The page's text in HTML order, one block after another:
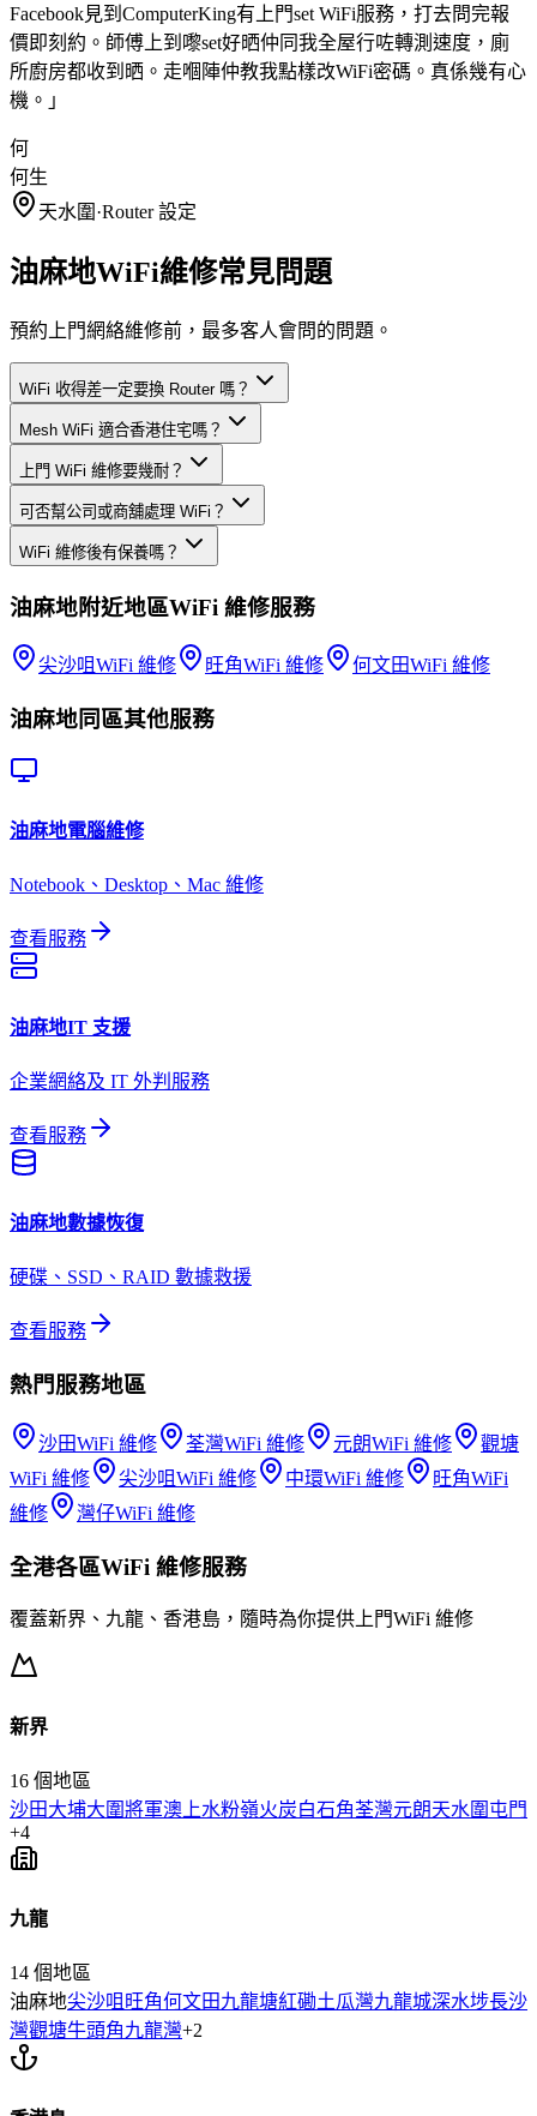
Facebook見到ComputerKing有上門set WiFi服務，打去問完報
價即刻約。師傅上到嚟set好晒仲同我全屋行咗轉測速度，廁
所廚房都收到晒。走嗰陣仲教我點樣改WiFi密碼。真係幾有心
機。 」
何
何生
天水圍 ·Router 設定
油麻地WiFi維修常見問題
預約上門網絡維修前，最多客人會問的問題。
WiFi 收得差一定要換 Router 嗎？
Mesh WiFi 適合香港住宅嗎？
上門 WiFi 維修要幾耐？
可否幫公司或商舖處理 WiFi？
WiFi 維修後有保養嗎？
油麻地附近地區WiFi 維修服務
尖沙咀WiFi 維修 旺角WiFi 維修 何文田WiFi 維修
油麻地同區其他服務
油麻地電腦維修
Notebook、Desktop、Mac 維修
查看服務
油麻地IT 支援
企業網絡及 IT 外判服務
查看服務
油麻地數據恢復
硬碟、SSD、RAID 數據救援
查看服務
熱門服務地區
沙田WiFi 維修 荃灣WiFi 維修 元朗WiFi 維修
觀塘
WiFi 維修
尖沙咀WiFi 維修 中環WiFi 維修 旺角WiFi
維修
灣仔WiFi 維修
全港各區WiFi 維修服務
覆蓋新界、九龍、香港島，隨時為你提供上門WiFi 維修
新界
16 個地區
沙田大埔大圍將軍澳 上水粉嶺火炭白石角荃灣元朗天水圍 屯門
+4
九龍
14 個地區
油麻地尖沙咀 旺角何文田九龍塘紅磡土瓜灣九龍城深水埗長沙
灣觀塘牛頭角九龍灣+2